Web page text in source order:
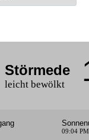
Störmede
leicht bewölkt
09:04 PM